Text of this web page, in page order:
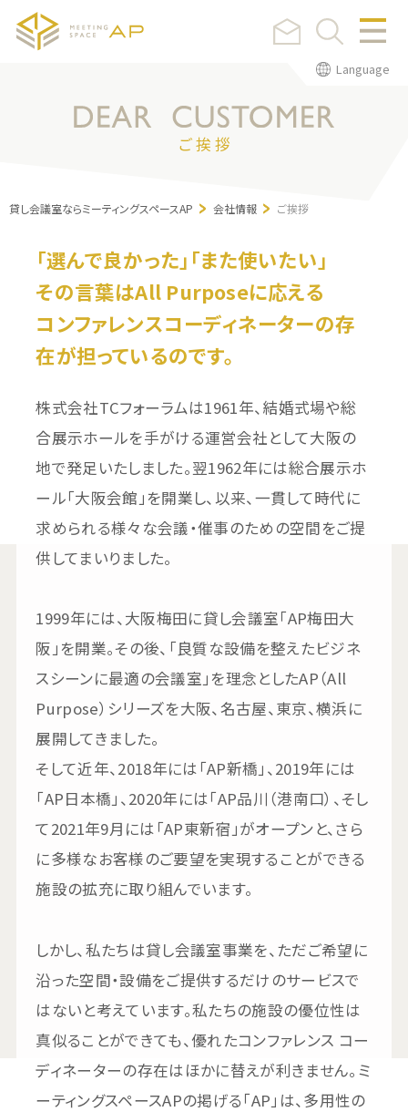
Language
ご 挨 拶
貸し会議室ならミーティングスペースAP 会社情報 ご挨拶
「選んで良かった」「また使いたい」
その言葉はAll Purposeに応える
コンファレンスコーディネーターの存
在が担っているのです。
株式会社TCフォーラムは1961年、結婚式場や総
合展示ホールを手がける運営会社として大阪の
地で発足いたしました。翌1962年には総合展示ホ
ール「大阪会館」を開業し、以来、一貫して時代に
求められる様々な会議・催事のための空間をご提
供してまいりました。
1999年には、大阪梅田に貸し会議室「AP梅田大
阪」を開業。その後、「良質な設備を整えたビジネ
スシーンに最適の会議室」を理念としたAP（All
Purpose）シリーズを大阪、名古屋、東京、横浜に
展開してきました。
そして近年、2018年には「AP新橋」、2019年には
「AP日本橋」、2020年には「AP品川（港南口）、そし
て2021年9月には「AP東新宿」がオープンと、さら
に多様なお客様のご要望を実現することができる
施設の拡充に取り組んでいます。
しかし、私たちは貸し会議室事業を、ただご希望に
沿った空間・設備をご提供するだけのサービスで
はないと考えています。私たちの施設の優位性は
真似ることができても、優れたコンファレンス コー
ディネーターの存在はほかに替えが利きません。ミ
ーティングスペースAPの掲げる「AP」は、多用性の